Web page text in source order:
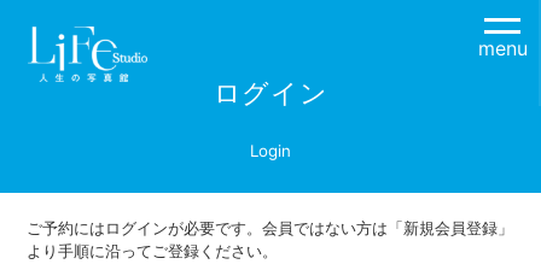
menu
ログイン
Login
ご予約にはログインが必要です。会員ではない方は「新規会員登録」
より手順に沿ってご登録ください。